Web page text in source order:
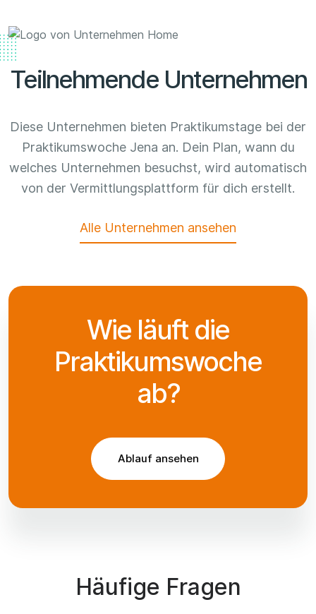
Teilnehmende Unternehmen
Diese Unternehmen bieten Praktikumstage bei der
Praktikumswoche Jena an. Dein Plan, wann du
welches Unternehmen besuchst, wird automatisch
von der Vermittlungsplattform für dich erstellt.
Alle Unternehmen ansehen
Wie läuft die
Praktikumswoche
ab?
Ablauf ansehen
Häufige Fragen